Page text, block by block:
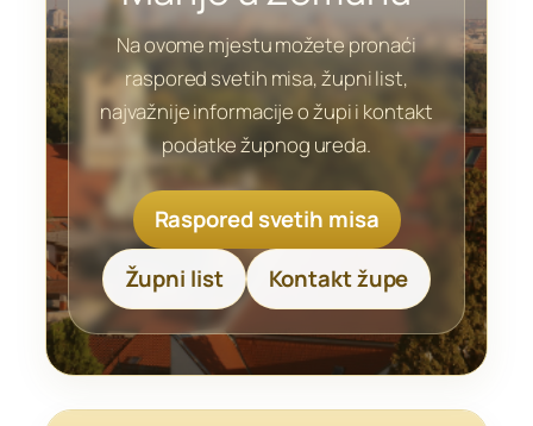
Na ovome mjestu možete pronaći
raspored svetih misa, župni list,
najvažnije informacije o župi i kontakt
podatke župnog ureda.
Raspored svetih misa
Župni list
Kontakt župe